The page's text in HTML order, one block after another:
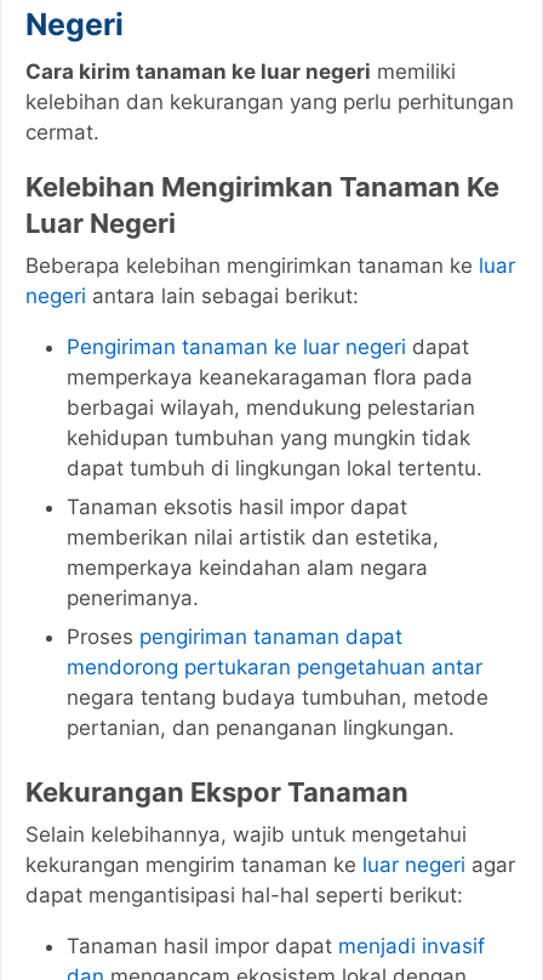
Negeri
Cara kirim tanaman ke luar negeri memiliki
kelebihan dan kekurangan yang perlu perhitungan
cermat.
Kelebihan Mengirimkan Tanaman Ke
Luar Negeri
Beberapa kelebihan mengirimkan tanaman ke luar
negeri antara lain sebagai berikut:
Pengiriman tanaman ke luar negeri dapat
memperkaya keanekaragaman flora pada
berbagai wilayah, mendukung pelestarian
kehidupan tumbuhan yang mungkin tidak
dapat tumbuh di lingkungan lokal tertentu.
Tanaman eksotis hasil impor dapat
memberikan nilai artistik dan estetika,
memperkaya keindahan alam negara
penerimanya.
Proses pengiriman tanaman dapat
mendorong pertukaran pengetahuan antar
negara tentang budaya tumbuhan, metode
pertanian, dan penanganan lingkungan.
Kekurangan Ekspor Tanaman
Selain kelebihannya, wajib untuk mengetahui
kekurangan mengirim tanaman ke luar negeri agar
dapat mengantisipasi hal-hal seperti berikut:
Tanaman hasil impor dapat menjadi invasif